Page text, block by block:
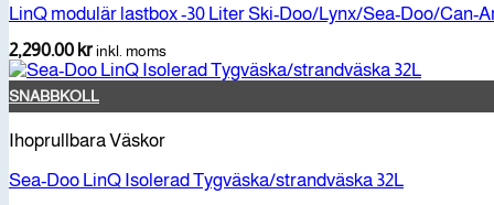
LinQ modulär lastbox -30 Liter Ski-Doo/Lynx/Sea-Doo/Can-
2,290.00 krinkl. moms
SNABBKOLL
Ihoprullbara Väskor
Sea-Doo LinQ Isolerad Tygväska/strandväska 32L